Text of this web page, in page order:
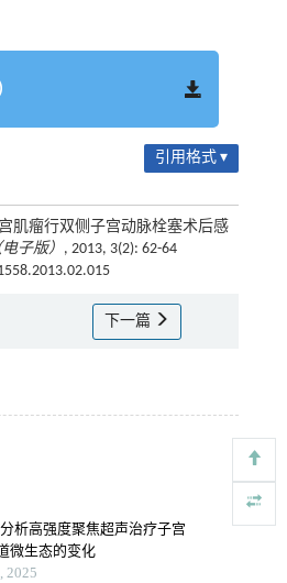
引用格式 ▾
肌瘤行双侧子宫动脉栓塞术后感
子版） , 2013, 3(2): 62-64
下一篇